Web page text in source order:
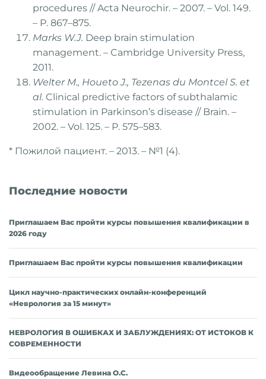
procedures // Acta Neurochir. – 2007. – Vol. 149.
– P. 867–875.
Marks W.J. Deep brain stimulation
management. – Cambridge University Press,
2011.
Welter M., Houeto J., Tezenas du Montcel S. et
al. Clinical predictive factors of subthalamic
stimulation in Parkinson’s disease // Brain. –
2002. – Vol. 125. – P. 575–583.
* Пожилой пациент. – 2013. – №1 (4).
Последние новости
Приглашаем Вас пройти курсы повышения квалификации в
2026 году
Приглашаем Вас пройти курсы повышения квалификации
Цикл научно-практических онлайн-конференций
«Неврология за 15 минут»
НЕВРОЛОГИЯ В ОШИБКАХ И ЗАБЛУЖДЕНИЯХ: ОТ ИСТОКОВ К
СОВРЕМЕННОСТИ
Видеообращение Левина О.С.